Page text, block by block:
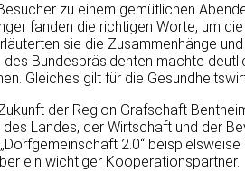
zu einem gemütlichen
fanden die richtigen Worte, um
sie die Zusammenhänge
Bundespräsidenten machte
Gleiches gilt für die
der Region Grafschaft
Landes, der Wirtschaft und der
2.0“
ein wichtiger Kooperationspartner.